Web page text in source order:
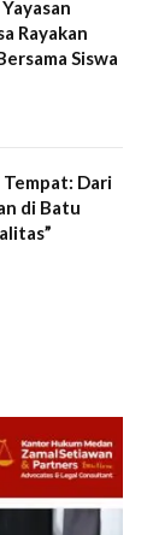
Rayakan
Siswa
Tempat: Dari
di Batu